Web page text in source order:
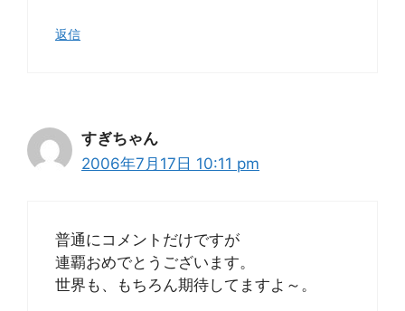
返信
すぎちゃん
2006年7月17日 10:11 pm
普通にコメントだけですが
連覇おめでとうございます。
世界も、もちろん期待してますよ～。